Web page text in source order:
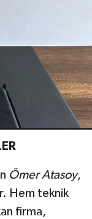
Ömer Atasoy,
Hem teknik
firma,